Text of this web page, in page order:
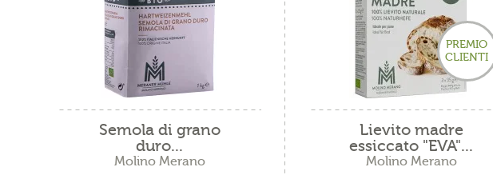
Segale
Semola di grano
duro...
Molino Merano
PREMIO
CLIENTI
Lievito madre
essiccato "EVA"...
Molino Merano